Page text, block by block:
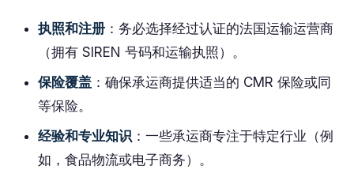
执照和注册 ：务必选择经过认证的法国运输运营商
（拥有 SIREN 号码和运输执照）。
保险覆盖 ：确保承运商提供适当的 CMR 保险或同
等保险。
经验和专业知识 ：一些承运商专注于特定行业（例
如，食品物流或电子商务）。